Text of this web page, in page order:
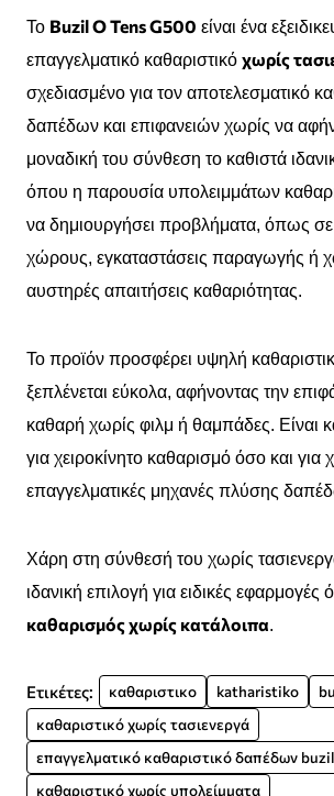
Το Buzil O Tens G500 είναι ένα
επαγγελματικό καθαριστικό χωρίς
σχεδιασμένο για τον αποτελεσματικό
δαπέδων και επιφανειών χωρίς να
μοναδική του σύνθεση το καθιστά
όπου η παρουσία υπολειμμάτων
να δημιουργήσει προβλήματα, όπως σε
χώρους, εγκαταστάσεις παραγωγής ή
αυστηρές απαιτήσεις καθαριότητας.
Το προϊόν προσφέρει υψηλή
ξεπλένεται εύκολα, αφήνοντας την
καθαρή χωρίς φιλμ ή θαμπάδες. Είναι
για χειροκίνητο καθαρισμό όσο και για
επαγγελματικές μηχανές πλύσης
Χάρη στη σύνθεσή του χωρίς
ιδανική επιλογή για ειδικές εφαρμογές
καθαρισμός χωρίς κατάλοιπα.
Ετικέτες: καθαριστικο katharistiko
καθαριστικό χωρίς τασιενεργά
επαγγελματικό καθαριστικό δαπέδων buzil
καθαριστικό χωρίς υπολείμματα